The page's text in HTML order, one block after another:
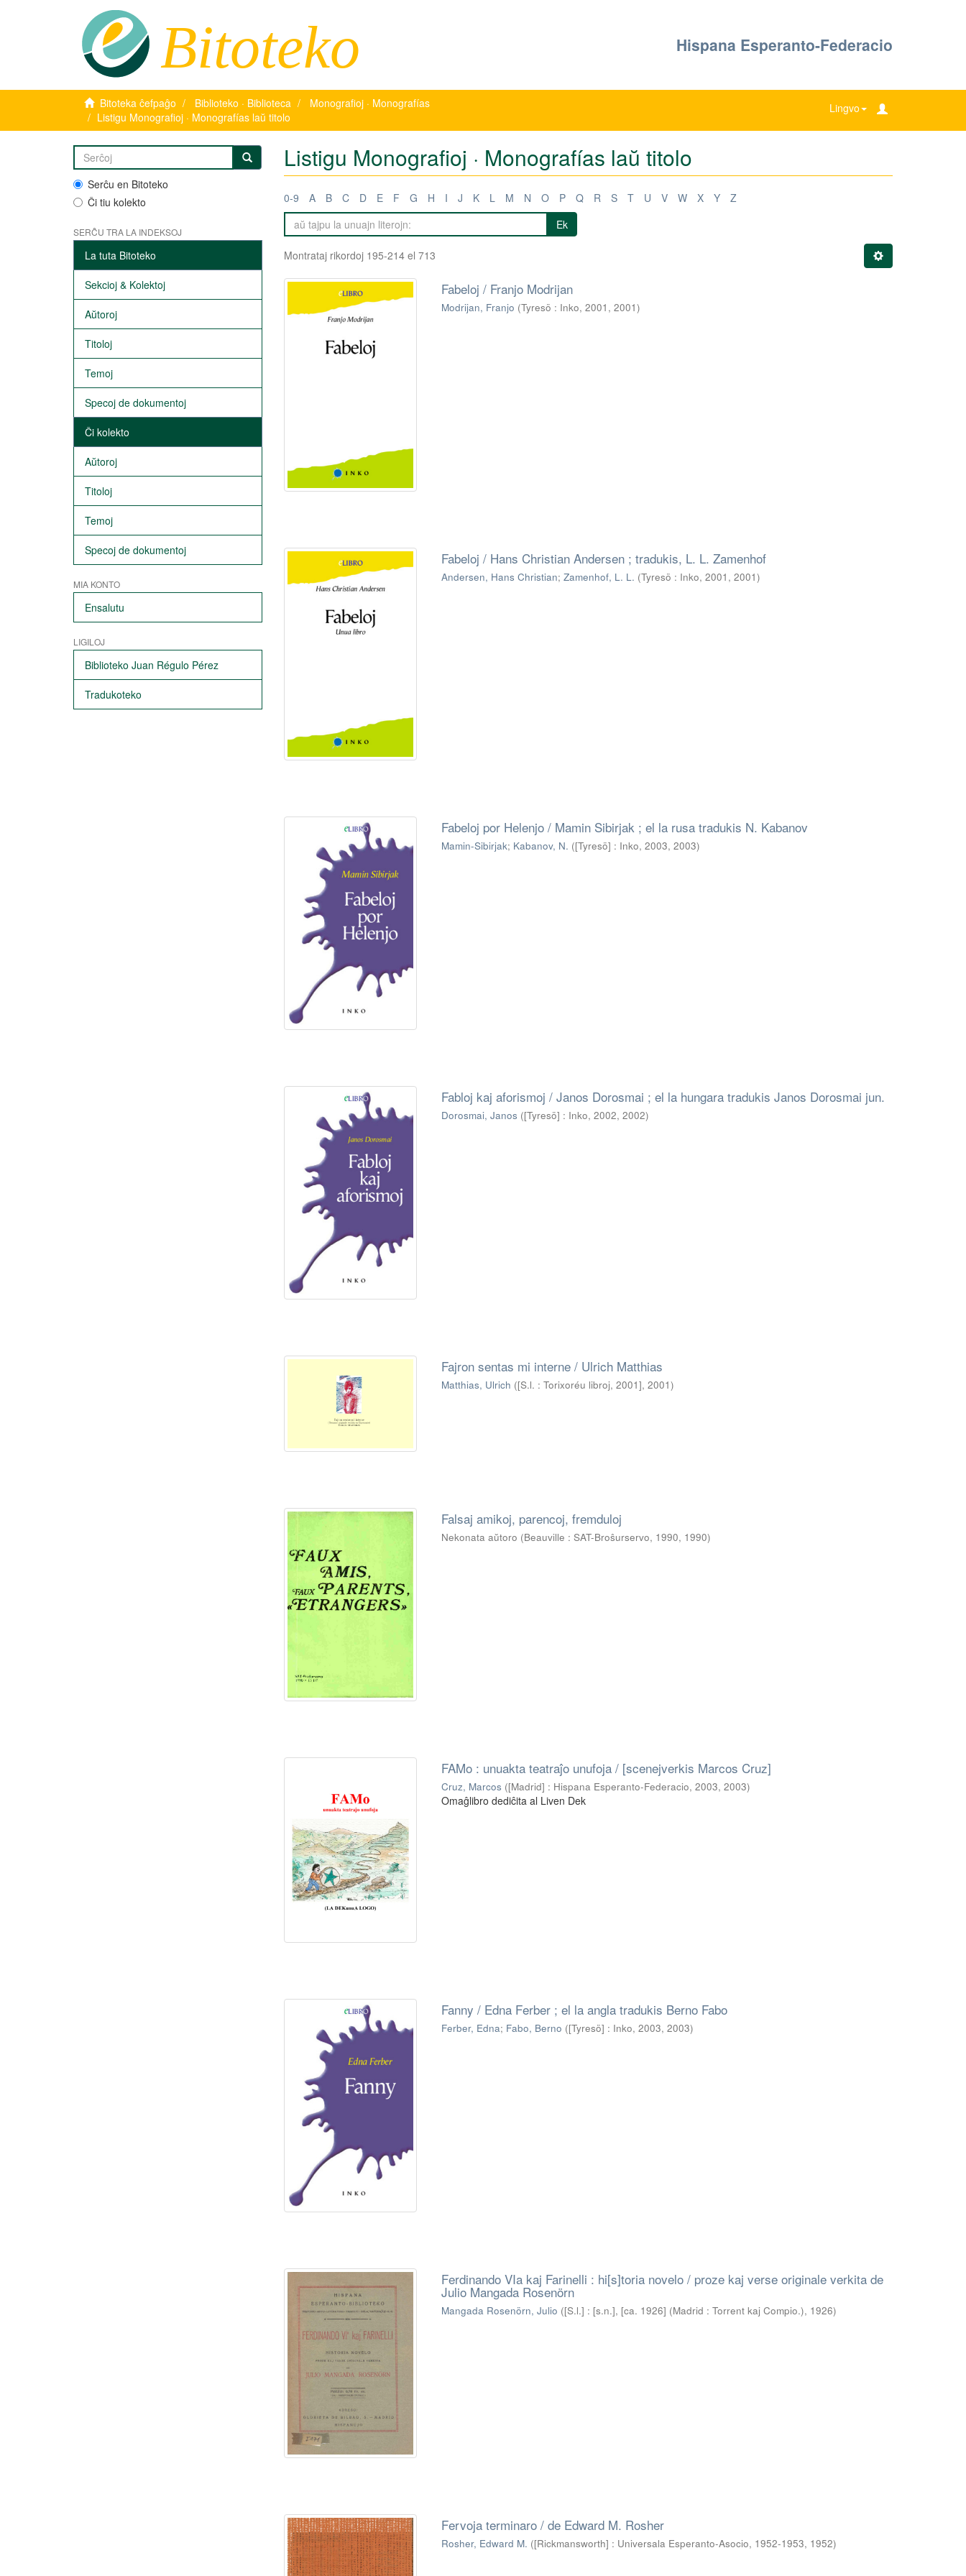
Bitoteko Hispana Esperanto-Federacio
Bitoteka ĉefpaĝo Biblioteko · Biblioteca
Monografioj · Monografías
Listigu Monografioj · Monografías laŭ titolo
Lingvo
Serĉu en Bitoteko
Ĉi tiu kolekto
SERĈU TRA LA INDEKSOJ
La tuta Bitoteko
Sekcioj & Kolektoj
Aŭtoroj
Titoloj
Temoj
Specoj de dokumentoj
Ĉi kolekto
Aŭtoroj
Titoloj
Temoj
Specoj de dokumentoj
MIA KONTO
Ensalutu
LIGILOJ
Biblioteko Juan Régulo Pérez
Tradukoteko
Listigu Monografioj · Monografías laŭ titolo
0-9 A B C D E F G H I J K L M N O P Q R S T U V W X Y
Z
Ek
Montrataj rikordoj 195-214 el 713
Fabeloj / Franjo Modrijan
Modrijan, Franjo (Tyresö : Inko, 2001 , 2001)
Fabeloj / Hans Christian Andersen ; tradukis, L. L. Zamenhof
Andersen, Hans Christian; Zamenhof, L. L. (Tyresö : Inko, 2001 , 2001)
Fabeloj por Helenjo / Mamin Sibirjak ; el la rusa tradukis N. Kabanov
Mamin-Sibirjak; Kabanov, N. ([Tyresö] : Inko, 2003, 2003)
Fabloj kaj aforismoj / Janos Dorosmai ; el la hungara tradukis Janos Dorosmai jun.
Dorosmai, Janos ([Tyresö] : Inko, 2002, 2002)
Fajron sentas mi interne / Ulrich Matthias
Matthias, Ulrich ([S.l. : Torixoréu libroj, 2001], 2001)
Falsaj amikoj, parencoj, fremduloj
Nekonata aŭtoro (Beauville : SAT-Broŝurservo, 1990, 1990)
FAMo : unuakta teatraĵo unufoja / [scenejverkis Marcos Cruz]
Cruz, Marcos ([Madrid] : Hispana Esperanto-Federacio, 2003, 2003)
Omaĝlibro dediĉita al Liven Dek
Fanny / Edna Ferber ; el la angla tradukis Berno Fabo
Ferber, Edna; Fabo, Berno ([Tyresö] : Inko, 2003, 2003)
Ferdinando VIa kaj Farinelli : hi[s]toria novelo / proze kaj verse originale verkita de
Julio Mangada Rosenörn
Mangada Rosenörn, Julio ([S.l.] : [s.n.], [ca. 1926] (Madrid : Torrent kaj Compio.), 1926)
Fervoja terminaro / de Edward M. Rosher
Rosher, Edward M. ([Rickmansworth] : Universala Esperanto-Asocio, 1952-1953, 1952)